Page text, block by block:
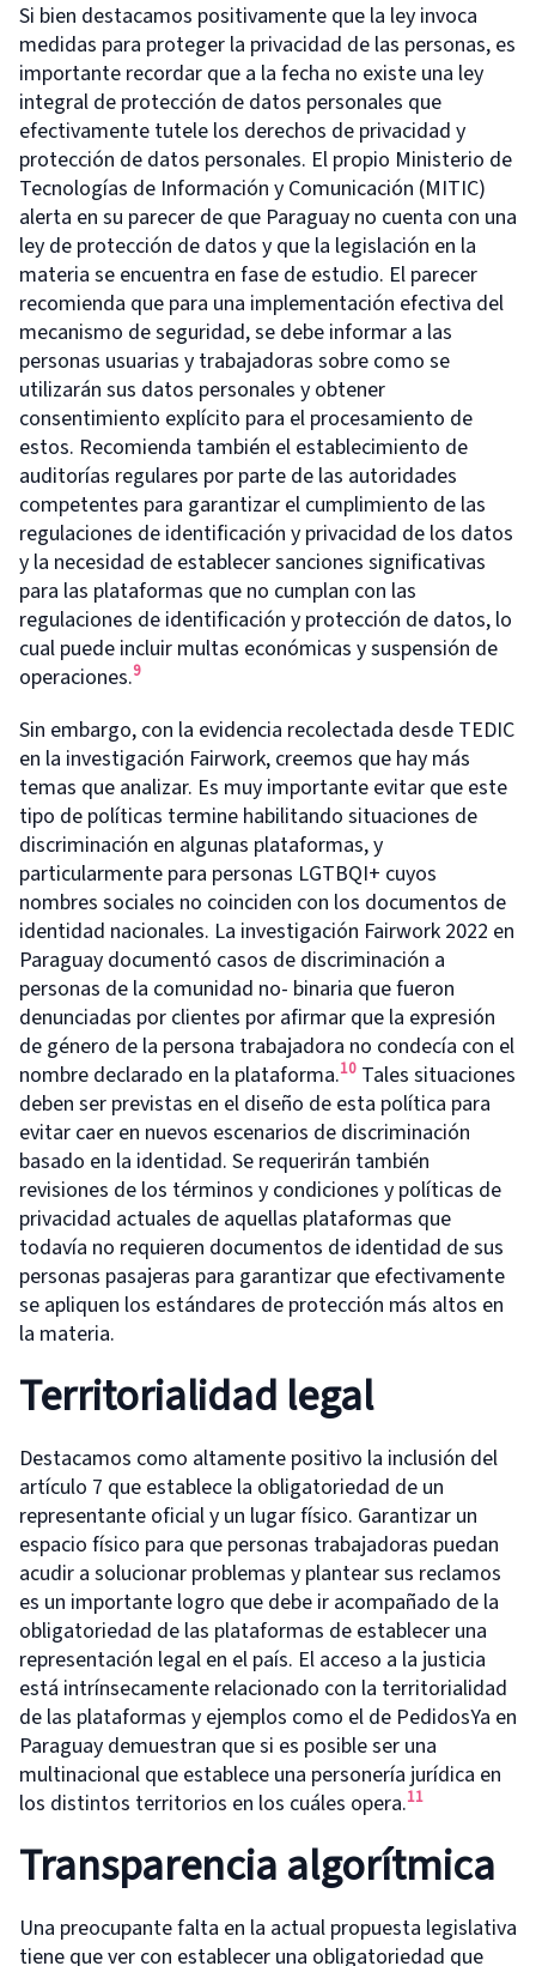
Si bien destacamos positivamente que la ley invoca
medidas para proteger la privacidad de las personas, es
importante recordar que a la fecha no existe una ley
integral de protección de datos personales que
efectivamente tutele los derechos de privacidad y
protección de datos personales. El propio Ministerio de
Tecnologías de Información y Comunicación (MITIC)
alerta en su parecer de que Paraguay no cuenta con una
ley de protección de datos y que la legislación en la
materia se encuentra en fase de estudio. El parecer
recomienda que para una implementación efectiva del
mecanismo de seguridad, se debe informar a las
personas usuarias y trabajadoras sobre como se
utilizarán sus datos personales y obtener
consentimiento explícito para el procesamiento de
estos. Recomienda también el establecimiento de
auditorías regulares por parte de las autoridades
competentes para garantizar el cumplimiento de las
regulaciones de identificación y privacidad de los datos
y la necesidad de establecer sanciones significativas
para las plataformas que no cumplan con las
regulaciones de identificación y protección de datos, lo
cual puede incluir multas económicas y suspensión de
operaciones.9
Sin embargo, con la evidencia recolectada desde TEDIC
en la investigación Fairwork, creemos que hay más
temas que analizar. Es muy importante evitar que este
tipo de políticas termine habilitando situaciones de
discriminación en algunas plataformas, y
particularmente para personas LGTBQI+ cuyos
nombres sociales no coinciden con los documentos de
identidad nacionales. La investigación Fairwork 2022 en
Paraguay documentó casos de discriminación a
personas de la comunidad no- binaria que fueron
denunciadas por clientes por afirmar que la expresión
de género de la persona trabajadora no condecía con el
nombre declarado en la plataforma.10 Tales situaciones
deben ser previstas en el diseño de esta política para
evitar caer en nuevos escenarios de discriminación
basado en la identidad. Se requerirán también
revisiones de los términos y condiciones y políticas de
privacidad actuales de aquellas plataformas que
todavía no requieren documentos de identidad de sus
personas pasajeras para garantizar que efectivamente
se apliquen los estándares de protección más altos en
la materia.
Territorialidad legal
Destacamos como altamente positivo la inclusión del
artículo 7 que establece la obligatoriedad de un
representante oficial y un lugar físico. Garantizar un
espacio físico para que personas trabajadoras puedan
acudir a solucionar problemas y plantear sus reclamos
es un importante logro que debe ir acompañado de la
obligatoriedad de las plataformas de establecer una
representación legal en el país. El acceso a la justicia
está intrínsecamente relacionado con la territorialidad
de las plataformas y ejemplos como el de PedidosYa en
Paraguay demuestran que si es posible ser una
multinacional que establece una personería jurídica en
los distintos territorios en los cuáles opera.11
Transparencia algorítmica
Una preocupante falta en la actual propuesta legislativa
tiene que ver con establecer una obligatoriedad que